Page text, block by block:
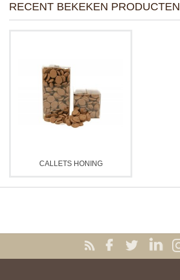
RECENT BEKEKEN PRODUCTEN
CALLETS HONING